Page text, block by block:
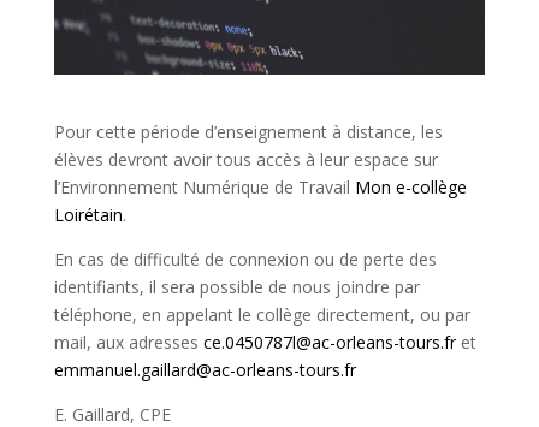
Pour cette période d’enseignement à distance, les
élèves devront avoir tous accès à leur espace sur
l’Environnement Numérique de Travail Mon e-collège
Loirétain.
En cas de difficulté de connexion ou de perte des
identifiants, il sera possible de nous joindre par
téléphone, en appelant le collège directement, ou par
mail, aux adresses ce.0450787l@ac-orleans-tours.fret
emmanuel.gaillard@ac-orleans-tours.fr
E. Gaillard, CPE